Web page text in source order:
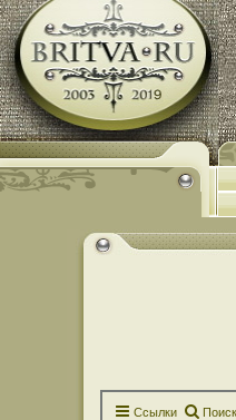
Ссылки Поиск